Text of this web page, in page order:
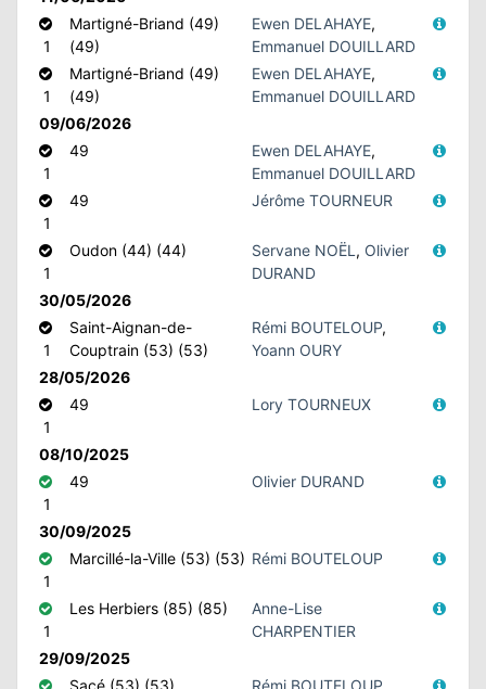
1
Martigné-Briand (49)
(49)
Ewen DELAHAYE,
Emmanuel DOUILLARD
1
Martigné-Briand (49)
(49)
Ewen DELAHAYE,
Emmanuel DOUILLARD
09/06/2026
1
49 Ewen DELAHAYE,
Emmanuel DOUILLARD
1
49 Jérôme TOURNEUR
1
Oudon (44) (44) Servane NOËL , Olivier
DURAND
30/05/2026
1
Saint-Aignan-de-
Couptrain (53) (53)
Rémi BOUTELOUP,
Yoann OURY
28/05/2026
1
49 Lory TOURNEUX
08/10/2025
1
49 Olivier DURAND
30/09/2025
1
Marcillé-la-Ville (53) (53) Rémi BOUTELOUP
1
Les Herbiers (85) (85)
Anne-Lise
CHARPENTIER
29/09/2025